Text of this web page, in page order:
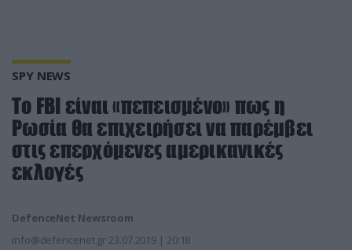
SPY NEWS
Το FBI είναι «πεπεισμένο» πως η
Ρωσία θα επιχειρήσει να παρέμβει
στις επερχόμενες αμερικανικές
εκλογές
DefenceNet Newsroom
info@defencenet.gr 23.07.2019 | 20:18